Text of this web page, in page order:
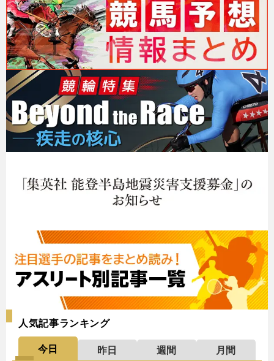
人気記事ランキング
今日 昨日 週間
月間